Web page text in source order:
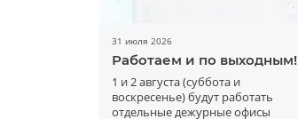
31 июля 2026
Работаем и по выходным!
1 и 2 августа (суббота и
воскресенье) будут работать
отдельные дежурные офисы